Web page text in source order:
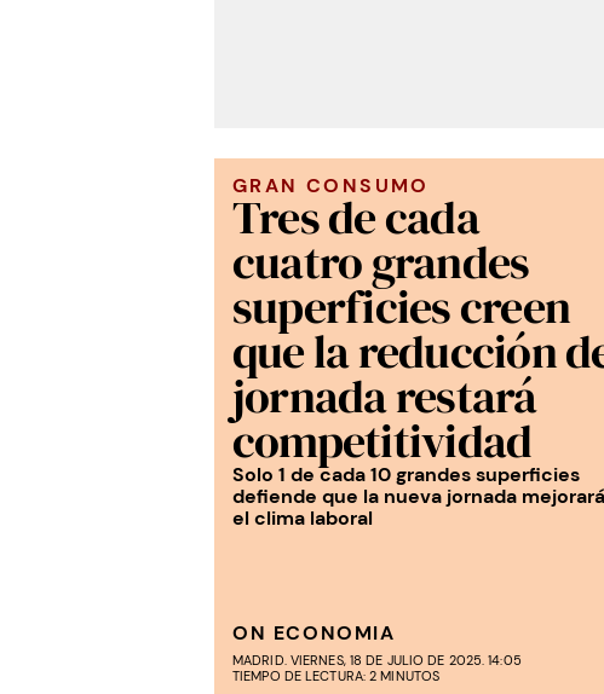
GRAN CONSUMO
Tres de cada
cuatro grandes
superficies creen
que la reducción
jornada restará
competitividad
Solo 1 de cada 10 grandes superficies
defiende que la nueva jornada mejorará
el clima laboral
ON ECONOMIA
MADRID. VIERNES, 18 DE JULIO DE 2025. 14:05
TIEMPO DE LECTURA: 2 MINUTOS